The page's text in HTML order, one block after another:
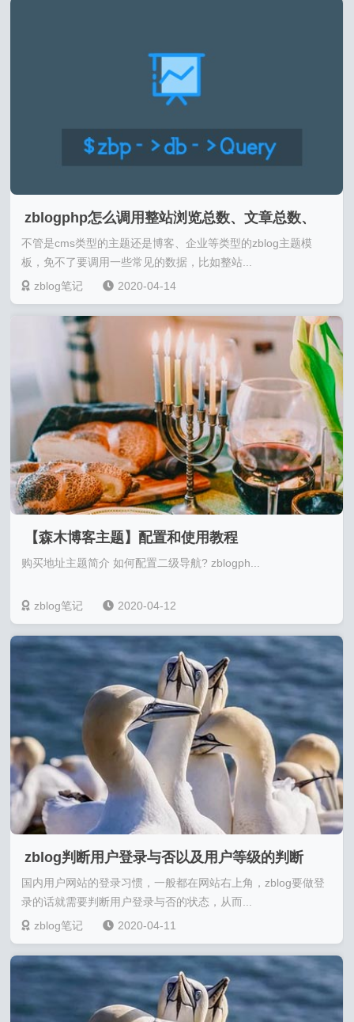
zblogphp怎么调用整站浏览总数、文章总数、
标签、评论总数
不管是cms类型的主题还是博客、企业等类型的zblog主题模
板，免不了要调用一些常见的数据，比如整站...
zblog笔记
2020-04-14
【森木博客主题】配置和使用教程
购买地址主题简介 如何配置二级导航? zblogph...
zblog笔记 2020-04-12
zblog判断用户登录与否以及用户等级的判断
国内用户网站的登录习惯，一般都在网站右上角，zblog要做登
录的话就需要判断用户登录与否的状态，从而...
zblog笔记
2020-04-11